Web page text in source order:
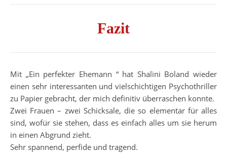
Fazit
Mit „Ein perfekter Ehemann “ hat Shalini Boland wieder
einen sehr interessanten und vielschichtigen Psychothriller
zu Papier gebracht, der mich definitiv überraschen konnte.
Zwei Frauen – zwei Schicksale, die so elementar für alles
sind, wofür sie stehen, dass es einfach alles um sie herum
in einen Abgrund zieht.
Sehr spannend, perfide und tragend.